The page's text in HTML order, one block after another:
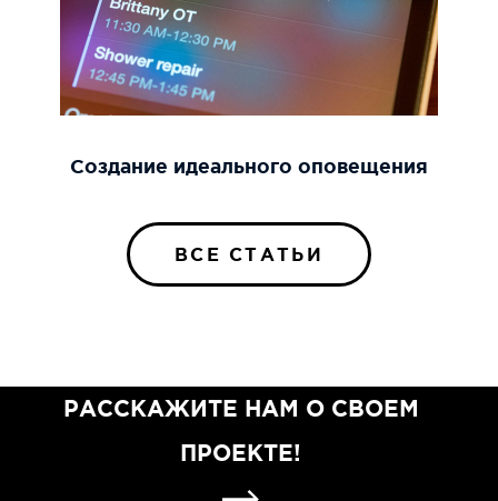
Создание идеального оповещения
ВСЕ СТАТЬИ
РАССКАЖИТЕ НАМ О СВОЕМ
ПРОЕКТЕ!